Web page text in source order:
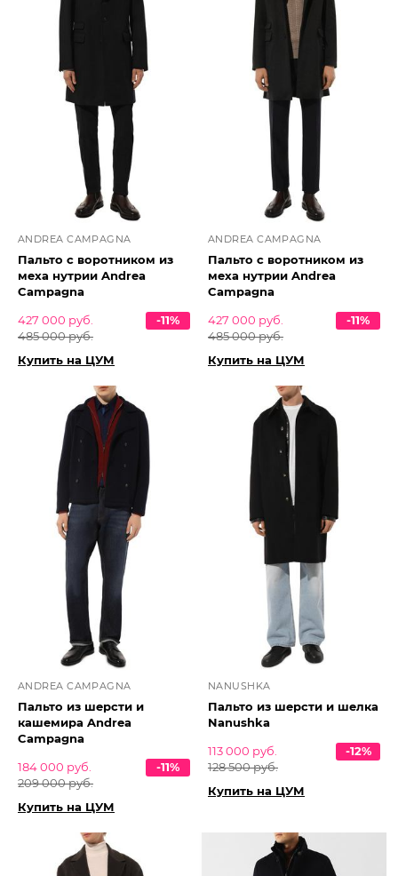
ANDREA CAMPAGNA
Пальто с воротником из
меха нутрии Andrea
Campagna
427 000 руб.
485 000 руб.
-11%
Купить на ЦУМ
ANDREA CAMPAGNA
Пальто с воротником из
меха нутрии Andrea
Campagna
427 000 руб.
485 000 руб.
-11%
Купить на ЦУМ
ANDREA CAMPAGNA
Пальто из шерсти и
кашемира Andrea
Campagna
184 000 руб.
209 000 руб.
-11%
Купить на ЦУМ
NANUSHKA
Пальто из шерсти и шелка
Nanushka
113 000 руб.
128 500 руб.
-12%
Купить на ЦУМ